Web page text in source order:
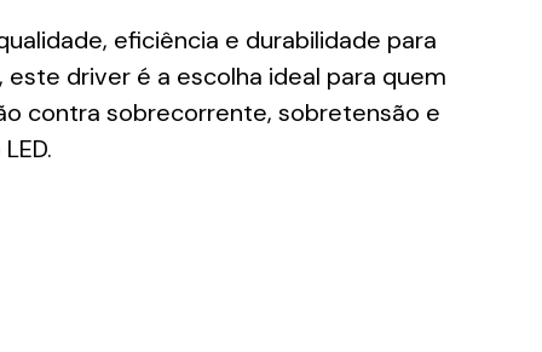
eficiência e durabilidade para
driver é a escolha ideal para quem
contra sobrecorrente, sobretensão e